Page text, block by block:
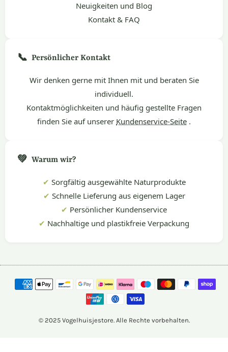
Neuigkeiten und Blog
Kontakt & FAQ
📞 Persönlicher Kontakt
Wir denken gerne mit Ihnen mit und beraten Sie
individuell.
Kontaktmöglichkeiten und häufig gestellte Fragen
finden Sie auf unserer Kundenservice-Seite .
💚 Warum wir?
✔ Sorgfältig ausgewählte Naturprodukte
✔ Schnelle Lieferung aus eigenem Lager
✔ Persönlicher Kundenservice
✔ Nachhaltige und plastikfreie Verpackung
© 2025 Vogelhuisjestore. Alle Rechte vorbehalten.